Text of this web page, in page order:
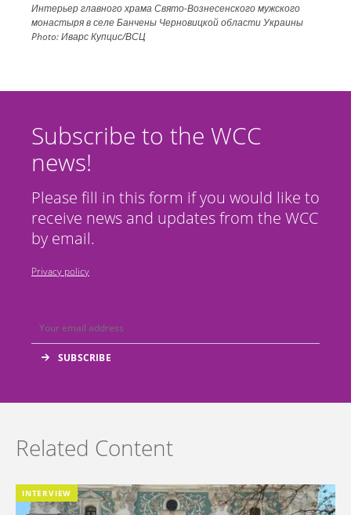
Интерьер главного храма Свято-Вознесенского мужского
монастыря в селе Банчены Черновицкой области Украины
Photo:Иварс Купцис/ВСЦ
Subscribe to the WCC
news!
Please fill in this form if you would like to
receive news and updates from the WCC
by email.
Privacy policy
Related Content
INTERVIEW